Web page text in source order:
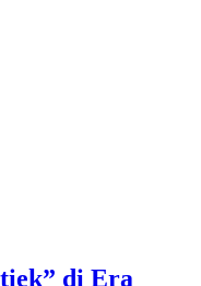
di Era